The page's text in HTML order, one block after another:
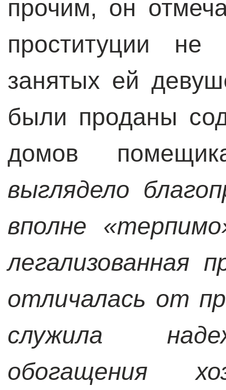
прочим, он
проституции не
занятых ей
были проданы
домов
выглядело
вполне
легализованная
отличалась от
служила
обогащения